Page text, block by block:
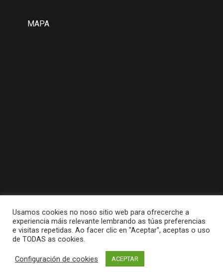
MAPA
Pobra do Caramiñal
Usamos cookies no noso sitio web para ofrecerche a
experiencia máis relevante lembrando as túas preferencias
e visitas repetidas. Ao facer clic en "Aceptar", aceptas o uso
de TODAS as cookies.
Configuración de cookies ACEPTAR